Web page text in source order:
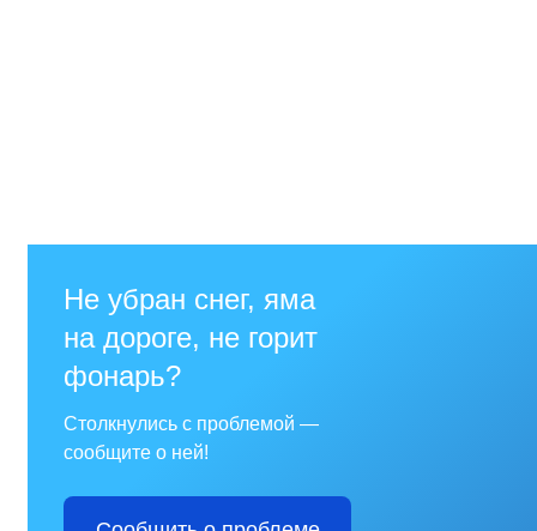
Аукционные торги
Отдел территриального
развития
Отдел АПКиООС
Отдел по учёту и переселению
граждан
Управление образования